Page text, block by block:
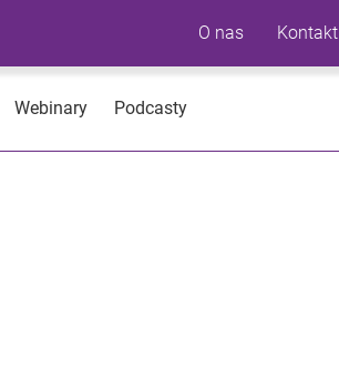
O nas Kontakt
Webinary Podcasty